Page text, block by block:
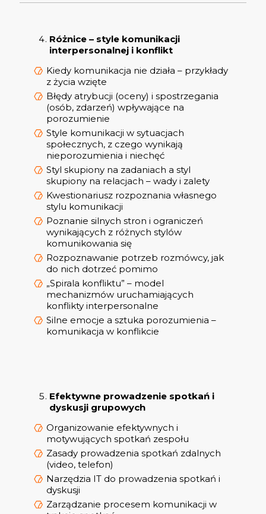
Różnice – style komunikacji
interpersonalnej i konflikt
Kiedy komunikacja nie działa – przykłady
z życia wzięte
Błędy atrybucji (oceny) i spostrzegania
(osób, zdarzeń) wpływające na
porozumienie
Style komunikacji w sytuacjach
społecznych, z czego wynikają
nieporozumienia i niechęć
Styl skupiony na zadaniach a styl
skupiony na relacjach – wady i zalety
Kwestionariusz rozpoznania własnego
stylu komunikacji
Poznanie silnych stron i ograniczeń
wynikających z różnych stylów
komunikowania się
Rozpoznawanie potrzeb rozmówcy, jak
do nich dotrzeć pomimo
„Spirala konfliktu” – model
mechanizmów uruchamiających
konflikty interpersonalne
Silne emocje a sztuka porozumienia –
komunikacja w konflikcie
Efektywne prowadzenie spotkań i
dyskusji grupowych
Organizowanie efektywnych i
motywujących spotkań zespołu
Zasady prowadzenia spotkań zdalnych
(video, telefon)
Narzędzia IT do prowadzenia spotkań i
dyskusji
Zarządzanie procesem komunikacji w